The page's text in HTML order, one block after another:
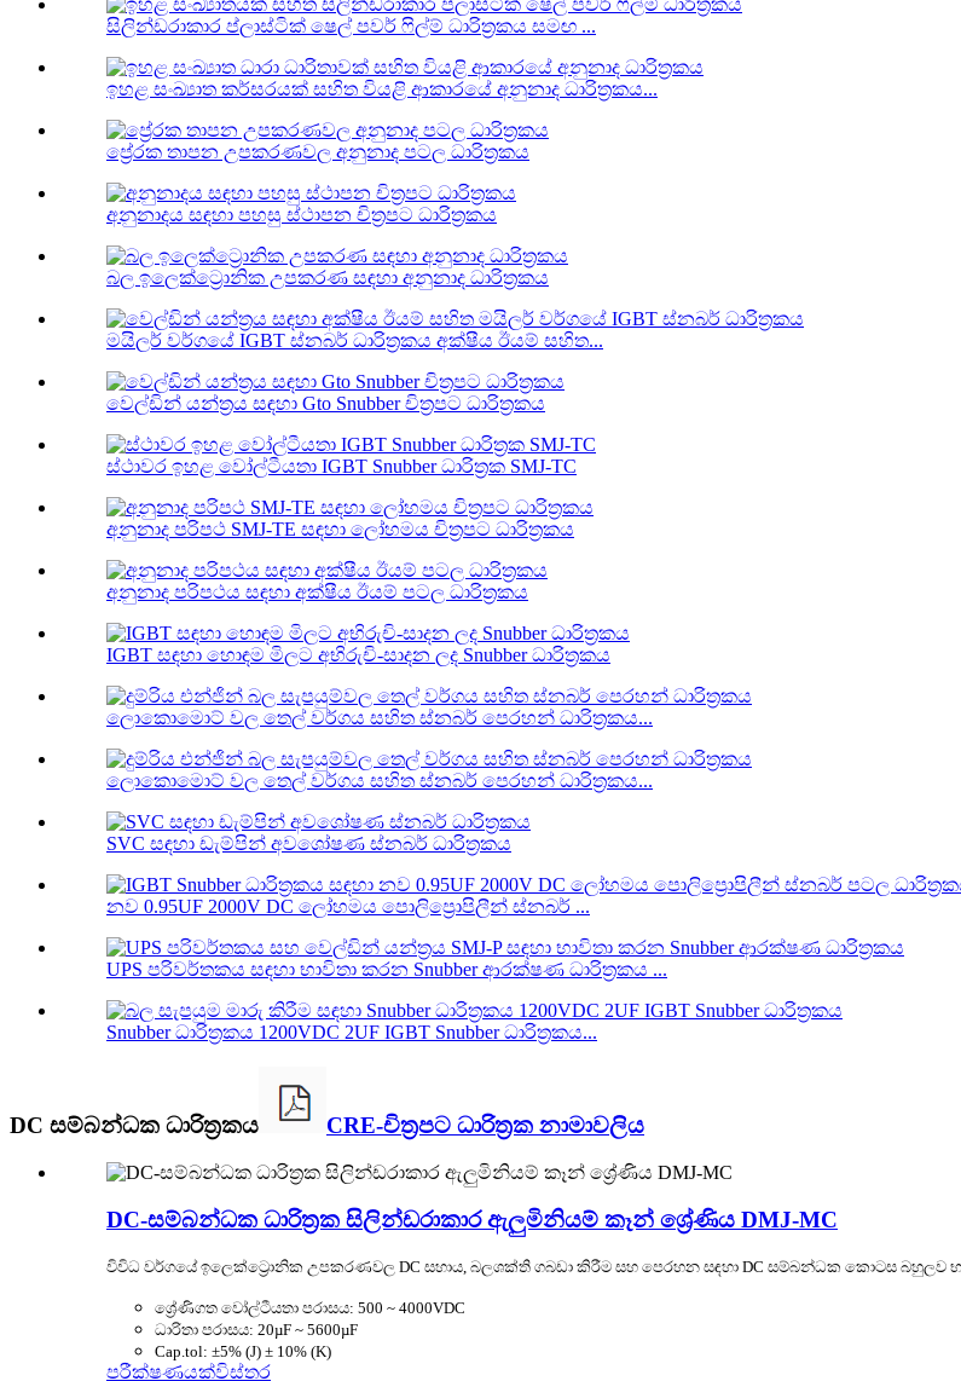
සිලින්ඩරාකාර ප්ලාස්ටික් ෂෙල් පවර් ෆිල්ම් ධාරිත්‍රකය සමඟ ...
ඉහළ සංඛ්‍යාත කර්සරයක් සහිත වියළි ආකාරයේ අනුනාද ධාරිත්‍රකය...
ප්‍රේරක තාපන උපකරණවල අනුනාද පටල ධාරිත්‍රකය
අනුනාදය සඳහා පහසු ස්ථාපන චිත්‍රපට ධාරිත්‍රකය
බල ඉලෙක්ට්‍රොනික උපකරණ සඳහා අනුනාද ධාරිත්‍රකය
මයිලර් වර්ගයේ IGBT ස්නබර් ධාරිත්‍රකය අක්ෂීය ඊයම් සහිත...
වෙල්ඩින් යන්ත්‍රය සඳහා Gto Snubber චිත්‍රපට ධාරිත්‍රකය
ස්ථාවර ඉහළ වෝල්ටීයතා IGBT Snubber ධාරිත්‍රක SMJ-TC
අනුනාද පරිපථ SMJ-TE සඳහා ලෝහමය චිත්‍රපට ධාරිත්‍රකය
අනුනාද පරිපථය සඳහා අක්ෂීය ඊයම් පටල ධාරිත්‍රකය
IGBT සඳහා හොඳම මිලට අභිරුචි-සාදන ලද Snubber ධාරිත්‍රකය
ලොකොමොට් වල තෙල් වර්ගය සහිත ස්නබර් පෙරහන් ධාරිත්‍රකය...
ලොකොමොට් වල තෙල් වර්ගය සහිත ස්නබර් පෙරහන් ධාරිත්‍රකය...
SVC සඳහා ඩැම්පින් අවශෝෂණ ස්නබර් ධාරිත්‍රකය
නව 0.95UF 2000V DC ලෝහමය පොලිප්‍රොපිලීන් ස්නබර් ...
UPS පරිවර්තකය සඳහා භාවිතා කරන Snubber ආරක්ෂණ ධාරිත්‍රකය ...
Snubber ධාරිත්‍රකය 1200VDC 2UF IGBT Snubber ධාරිත්‍රකය...
DC සම්බන්ධක ධාරිත්‍රකය CRE-චිත්‍රපට ධාරිත්‍රක නාමාවලිය
DC-සම්බන්ධක ධාරිත්‍රක සිලින්ඩරාකාර ඇලුමිනියම් කෑන් ශ්‍රේණිය DMJ-MC
විවිධ වර්ගයේ ඉලෙක්ට්‍රොනික උපකරණවල DC සහාය, බලශක්ති ගබඩා කිරීම සහ පෙරහන සඳහා DC සම්බන්ධක කොටස බහුලව
ශ්‍රේණිගත වෝල්ටීයතා පරාසය: 500 ~ 4000VDC
ධාරිතා පරාසය: 20µF ~ 5600µF
Cap.tol: ±5% (J) ± 10% (K)
පරීක්ෂණයක්විස්තර